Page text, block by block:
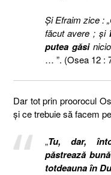
Şi Efraim zice :
făcut avere ; şi
putea găsinicio
… ”. (Osea 12 :
Dar tot prin proorocul
și ce trebuie să facem
„Tu, dar,
păstrează
totdeauna în